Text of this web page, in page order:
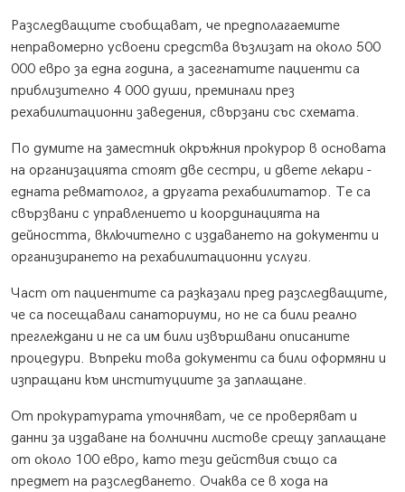
Разследващите съобщават, че предполагаемите
неправомерно усвоени средства възлизат на около 500
000 евро за една година, а засегнатите пациенти са
приблизително 4 000 души, преминали през
рехабилитационни заведения, свързани със схемата.
По думите на заместник окръжния прокурор в основата
на организацията стоят две сестри, и двете лекари -
едната ревматолог, а другата рехабилитатор. Те са
свързвани с управлението и координацията на
дейността, включително с издаването на документи и
организирането на рехабилитационни услуги.
Част от пациентите са разказали пред разследващите,
че са посещавали санаториуми, но не са били реално
преглеждани и не са им били извършвани описаните
процедури. Въпреки това документи са били оформяни и
изпращани към институциите за заплащане.
От прокуратурата уточняват, че се проверяват и
данни за издаване на болнични листове срещу заплащане
от около 100 евро, като тези действия също са
предмет на разследването. Очаква се в хода на